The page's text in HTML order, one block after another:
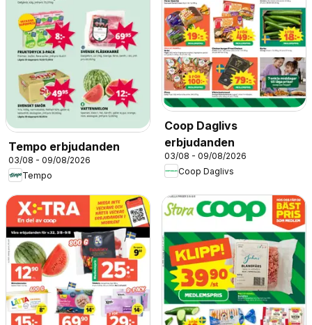
Tempo erbjudanden
03/08 - 09/08/2026
Tempo
Coop Daglivs
erbjudanden
03/08 - 09/08/2026
Coop Daglivs